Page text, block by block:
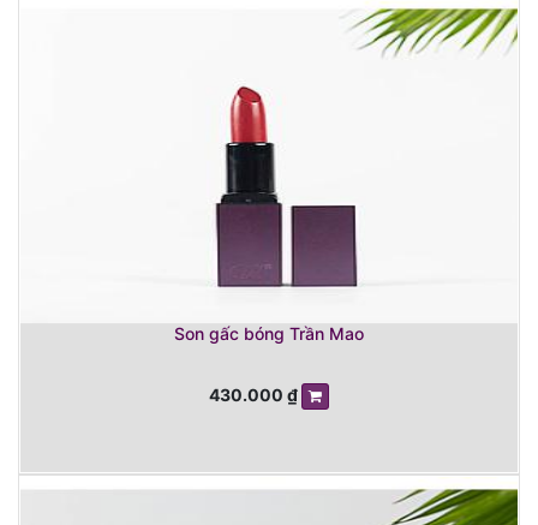
Son gấc bóng Trần Mao
430.000 ₫